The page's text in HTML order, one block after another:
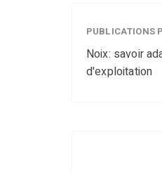
PUBLICATIONS
Noix: savoir
d'exploitation